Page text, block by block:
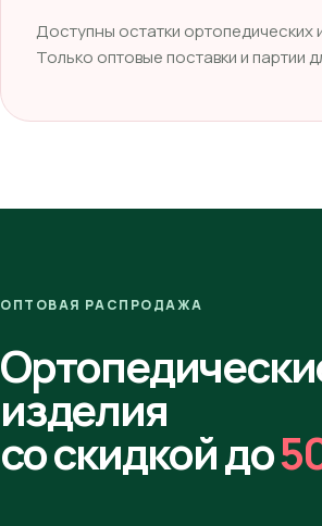
Доступны остатки ортопедических
Только оптовые поставки и партии
ОПТОВАЯ РАСПРОДАЖА
изделия
со скидкой до